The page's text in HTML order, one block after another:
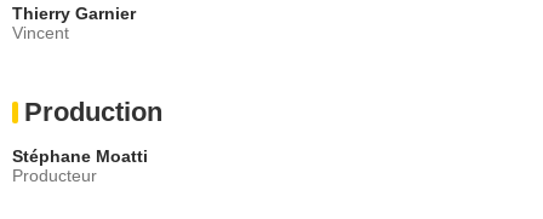
Thierry Garnier
Vincent
Production
Stéphane Moatti
Producteur